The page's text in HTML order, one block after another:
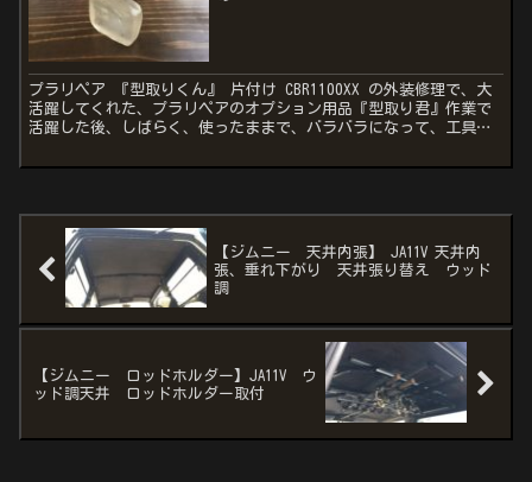
プラリペア 『型取りくん』 片付け CBR1100XX の外装修理で、大
活躍してくれた、プラリペアのオプション用品『型取り君』作業で
活躍した後、しばらく、使ったままで、バラバラになって、工具箱
【ジムニー 天井内張】 JA11V 天井内
張、垂れ下がり 天井張り替え ウッド
調
【ジムニー ロッドホルダー】JA11V ウ
ッド調天井 ロッドホルダー取付